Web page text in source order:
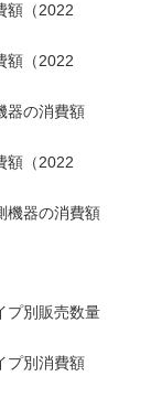
額（2022
額（2022
器の消費額
額（2022
機器の消費額
プ別販売数量
プ別消費額